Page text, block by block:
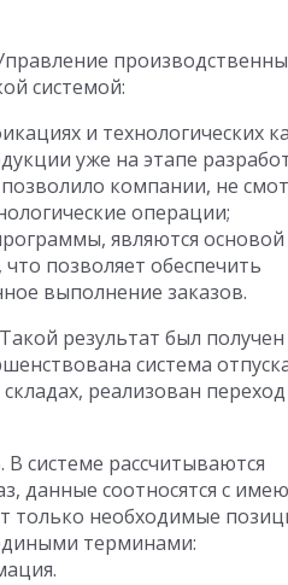
системой:
и технологических
уже на этапе
компании, не
операции;
являются основой
позволяет обеспечить
выполнение заказов.
результат был получен
система
реализован
системе рассчитываются
данные соотносятся с
только необходимые
терминами: